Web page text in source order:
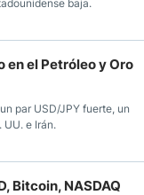
baja.
en el Petróleo y Oro
par USD/JPY fuerte, un
UU. e Irán.
Bitcoin, NASDAQ